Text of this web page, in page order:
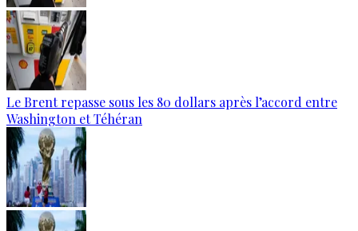
Le Brent repasse sous les 80 dollars après l’accord entre
Washington et Téhéran